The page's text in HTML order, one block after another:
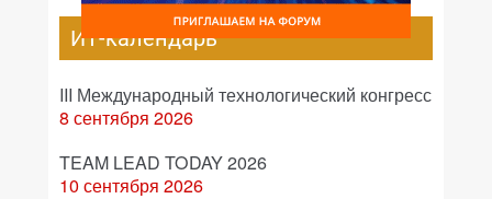
ИТ-календарь
III Международный технологический конгресс
8 сентября 2026
TEAM LEAD TODAY 2026
10 сентября 2026